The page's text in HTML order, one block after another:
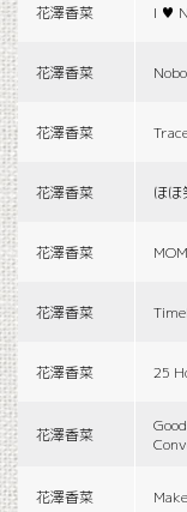
花澤香菜 I ♥
花澤香菜
花澤香菜
花澤香菜 ほほ
花澤香菜
花澤香菜
花澤香菜 25
花澤香菜
Good
花澤香菜